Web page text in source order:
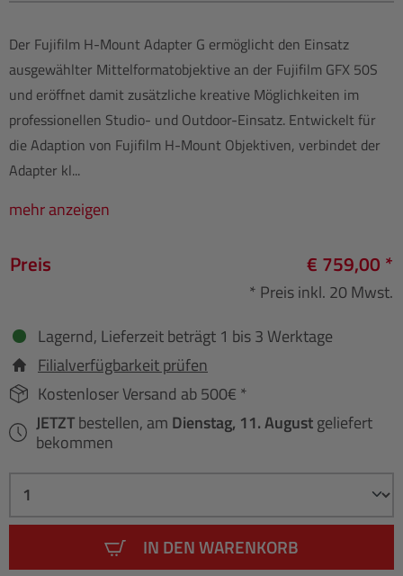
Der Fujifilm H-Mount Adapter G ermöglicht den Einsatz
ausgewählter Mittelformatobjektive an der Fujifilm GFX 50S
und eröffnet damit zusätzliche kreative Möglichkeiten im
professionellen Studio- und Outdoor-Einsatz. Entwickelt für
die Adaption von Fujifilm H-Mount Objektiven, verbindet der
Adapter kl...
mehr anzeigen
Preis € 759,00 *
* Preis inkl. 20 Mwst.
Lagernd, Lieferzeit beträgt 1 bis 3 Werktage
Filialverfügbarkeit prüfen
Kostenloser Versand ab 500€ *
JETZTbestellen, am Dienstag, 11. Augustgeliefert
bekommen
IN DEN WARENKORB